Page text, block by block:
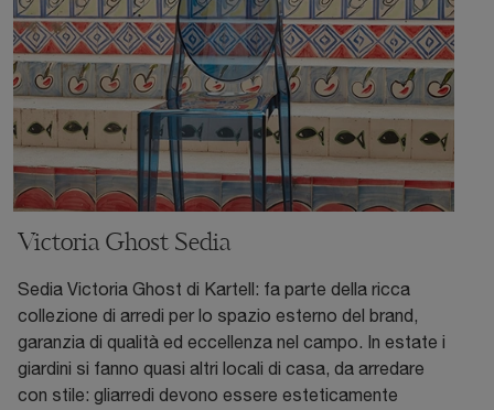
Victoria Ghost Sedia
Sedia Victoria Ghost di Kartell: fa parte della ricca
collezione di arredi per lo spazio esterno del brand,
garanzia di qualità ed eccellenza nel campo. In estate i
giardini si fanno quasi altri locali di casa, da arredare
con stile: gliarredi devono essere esteticamente